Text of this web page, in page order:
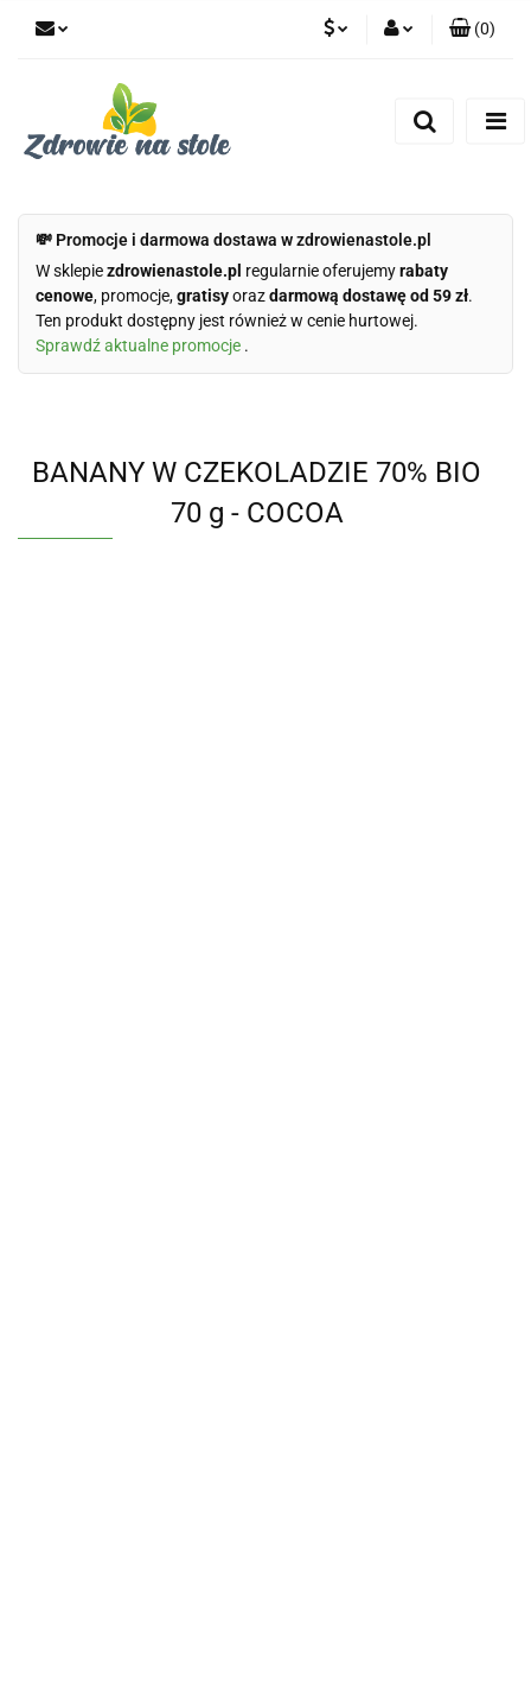
(0)
💸 Promocje i darmowa dostawa w zdrowienastole.pl
W sklepiezdrowienastole.pl regularnie oferujemyrabaty
cenowe, promocje,gratisyorazdarmową dostawę od 59 zł.
Ten produkt dostępny jest również w cenie hurtowej.
Sprawdź aktualne promocje .
BANANY W CZEKOLADZIE 70% BIO
70 g - COCOA